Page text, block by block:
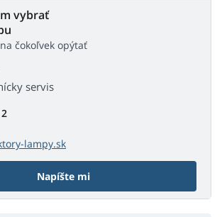
vybrať
čokoľvek opýtať
servis
lampy.sk
Napíšte mi